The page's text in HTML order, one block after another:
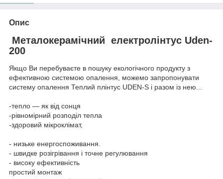
Опис
Металокерамічний електролінтус Uden-
200
Якщо Ви перебуваєте в пошуку екологічного продукту з
ефективною системою опалення, можемо запропонувати
систему опалення Теплий плінтус UDEN-S і разом із нею...
-тепло — як від сонця
-рівномірний розподіл тепла
-здоровий мікроклімат,
- низьке енергоспоживання.
- швидке розігрівання і точне регулювання
- високу ефективність
простий монтаж